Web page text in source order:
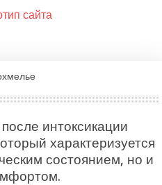
интоксикации
характеризуется
состоянием, но и